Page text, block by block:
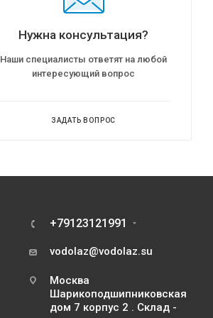
Нужна консультация?
Наши специалисты ответят на любой
интересующий вопрос
ЗАДАТЬ ВОПРОС
+79123121991
vodolaz@vodolaz.su
Москва
Шарикоподшипниковская
дом 7 корпус 2 . Склад -